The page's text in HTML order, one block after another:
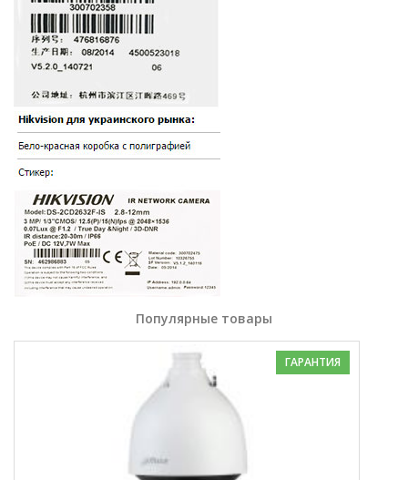
Популярные товары
ГАРАНТИЯ